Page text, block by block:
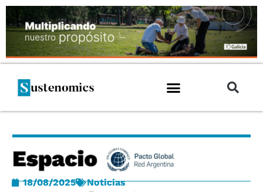
18/08/2025 Noticias